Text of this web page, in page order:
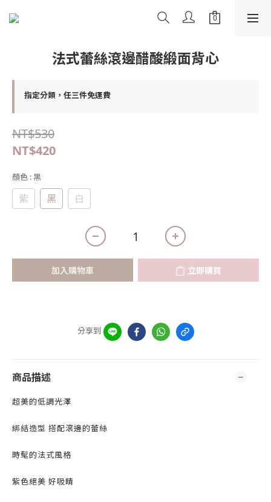
法式蕾絲滾邊醋酸緞面背心
指定分類，任三件免運費
NT$530
NT$420
顏色 : 黑
紫 黑 白
加入購物車 立即購買
分享到
商品描述
超美的低調光澤
綁結造型 搭配滾邊的蕾絲
時髦的法式風格
紫色絕美 好吸睛